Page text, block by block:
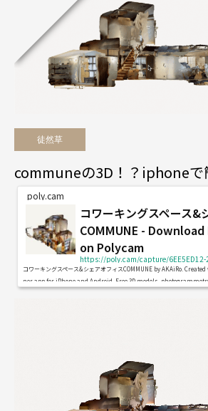
徒然草
communeの3D！？iphoneで
poly.cam
コワーキングスペース&
COMMUNE -
on Polycam
コワーキングスペース&シェアオフィスCOMMUNE by AKAiRo.
ner app for iPhone and Android. Free 3D models,